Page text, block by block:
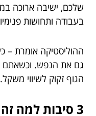
שלכם, ישיבה ארוכה
בעבודה ותחושות
ההוליסטיקה אומרת
גם את הנפש.
הגוף זקוק לשיווי משקל.
3 סיבות למה